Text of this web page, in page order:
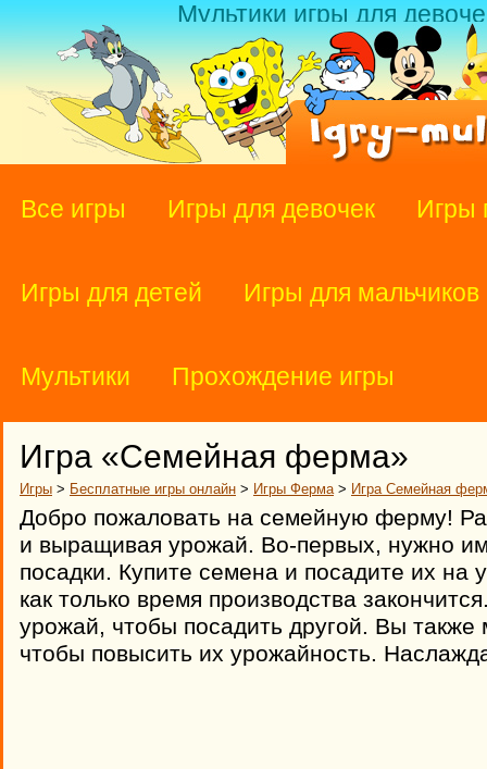
Мультики игры для
Все игры Игры для девочек Игры
Игры для детей Игры для мальчиков
Мультики Прохождение игры
Игра «Семейная ферма»
Игры > Бесплатные игры онлайн > Игры Ферма> Игра Семейная
Добро пожаловать на семейную ферму!
и выращивая урожай. Во-первых, нужно
посадки. Купите семена и посадите их на
как только время производства
урожай, чтобы посадить другой. Вы
чтобы повысить их урожайность.